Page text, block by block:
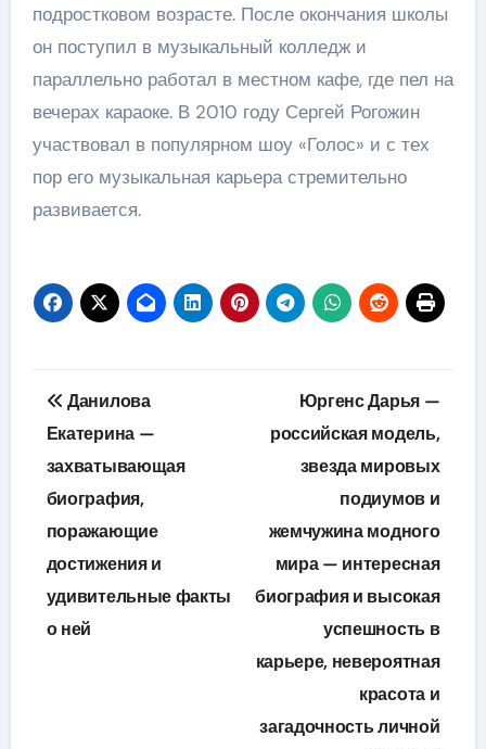
подростковом возрасте. После окончания школы
он поступил в музыкальный колледж и
параллельно работал в местном кафе, где пел на
вечерах караоке. В 2010 году Сергей Рогожин
участвовал в популярном шоу «Голос» и с тех
пор его музыкальная карьера стремительно
развивается.
Навигация
по
записям
Данилова
Екатерина —
захватывающая
биография,
поражающие
достижения и
удивительные факты
о ней
Юргенс Дарья —
российская модель,
звезда мировых
подиумов и
жемчужина модного
мира — интересная
биография и высокая
успешность в
карьере, невероятная
красота и
загадочность личной